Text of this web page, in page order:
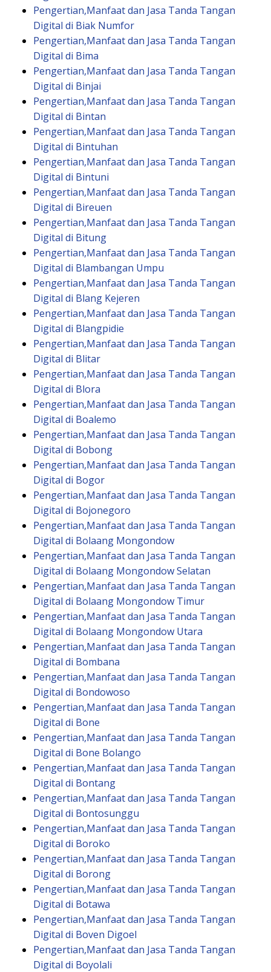
Pengertian,Manfaat dan Jasa Tanda Tangan
Digital di Biak Numfor
Pengertian,Manfaat dan Jasa Tanda Tangan
Digital di Bima
Pengertian,Manfaat dan Jasa Tanda Tangan
Digital di Binjai
Pengertian,Manfaat dan Jasa Tanda Tangan
Digital di Bintan
Pengertian,Manfaat dan Jasa Tanda Tangan
Digital di Bintuhan
Pengertian,Manfaat dan Jasa Tanda Tangan
Digital di Bintuni
Pengertian,Manfaat dan Jasa Tanda Tangan
Digital di Bireuen
Pengertian,Manfaat dan Jasa Tanda Tangan
Digital di Bitung
Pengertian,Manfaat dan Jasa Tanda Tangan
Digital di Blambangan Umpu
Pengertian,Manfaat dan Jasa Tanda Tangan
Digital di Blang Kejeren
Pengertian,Manfaat dan Jasa Tanda Tangan
Digital di Blangpidie
Pengertian,Manfaat dan Jasa Tanda Tangan
Digital di Blitar
Pengertian,Manfaat dan Jasa Tanda Tangan
Digital di Blora
Pengertian,Manfaat dan Jasa Tanda Tangan
Digital di Boalemo
Pengertian,Manfaat dan Jasa Tanda Tangan
Digital di Bobong
Pengertian,Manfaat dan Jasa Tanda Tangan
Digital di Bogor
Pengertian,Manfaat dan Jasa Tanda Tangan
Digital di Bojonegoro
Pengertian,Manfaat dan Jasa Tanda Tangan
Digital di Bolaang Mongondow
Pengertian,Manfaat dan Jasa Tanda Tangan
Digital di Bolaang Mongondow Selatan
Pengertian,Manfaat dan Jasa Tanda Tangan
Digital di Bolaang Mongondow Timur
Pengertian,Manfaat dan Jasa Tanda Tangan
Digital di Bolaang Mongondow Utara
Pengertian,Manfaat dan Jasa Tanda Tangan
Digital di Bombana
Pengertian,Manfaat dan Jasa Tanda Tangan
Digital di Bondowoso
Pengertian,Manfaat dan Jasa Tanda Tangan
Digital di Bone
Pengertian,Manfaat dan Jasa Tanda Tangan
Digital di Bone Bolango
Pengertian,Manfaat dan Jasa Tanda Tangan
Digital di Bontang
Pengertian,Manfaat dan Jasa Tanda Tangan
Digital di Bontosunggu
Pengertian,Manfaat dan Jasa Tanda Tangan
Digital di Boroko
Pengertian,Manfaat dan Jasa Tanda Tangan
Digital di Borong
Pengertian,Manfaat dan Jasa Tanda Tangan
Digital di Botawa
Pengertian,Manfaat dan Jasa Tanda Tangan
Digital di Boven Digoel
Pengertian,Manfaat dan Jasa Tanda Tangan
Digital di Boyolali